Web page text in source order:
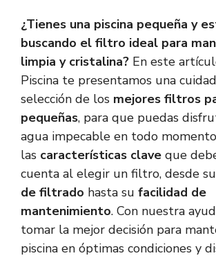
¿Tienes una piscina pequeña y
buscando el filtro ideal para
limpia y cristalina? En este
Piscina te presentamos una
selección de los mejores filtros
pequeñas, para que puedas
agua impecable en todo
las características clave que
cuenta al elegir un filtro, desde su
de filtrado hasta su facilidad de
mantenimiento. Con nuestra
tomar la mejor decisión para
piscina en óptimas condiciones y